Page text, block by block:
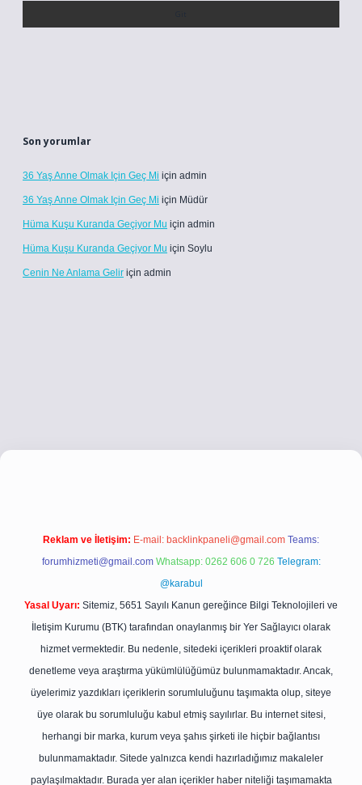
Son yorumlar
36 Yaş Anne Olmak Için Geç Mi için admin
36 Yaş Anne Olmak Için Geç Mi için Müdür
Hüma Kuşu Kuranda Geçiyor Mu için admin
Hüma Kuşu Kuranda Geçiyor Mu için Soylu
Cenin Ne Anlama Gelir için admin
betci girişbetci girişhiltonbet yeni giriş
Reklam ve İletişim: E-mail: backlinkpaneli@gmail.com Teams:
forumhizmeti@gmail.com Whatsapp: 0262 606 0 726 Telegram:
@karabul
Yasal Uyarı: Sitemiz, 5651 Sayılı Kanun gereğince Bilgi Teknolojileri ve
İletişim Kurumu (BTK) tarafından onaylanmış bir Yer Sağlayıcı olarak
hizmet vermektedir. Bu nedenle, sitedeki içerikleri proaktif olarak
denetleme veya araştırma yükümlülüğümüz bulunmamaktadır. Ancak,
üyelerimiz yazdıkları içeriklerin sorumluluğunu taşımakta olup, siteye
üye olarak bu sorumluluğu kabul etmiş sayılırlar. Bu internet sitesi,
herhangi bir marka, kurum veya şahıs şirketi ile hiçbir bağlantısı
bulunmamaktadır. Sitede yalnızca kendi hazırladığımız makaleler
paylaşılmaktadır. Burada yer alan içerikler haber niteliği taşımamakta